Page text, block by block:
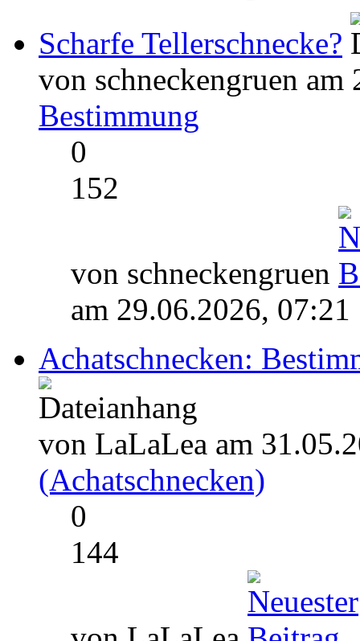
Scharfe Tellerschnecke?
von schneckengruen
Bestimmung
0
152
von schneckengruen
am 29.06.2026, 07:21
Achatschnecken:
von LaLaLea am
(Achatschnecken)
0
144